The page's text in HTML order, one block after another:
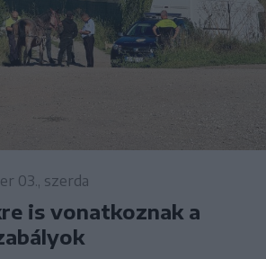
03., szerda
is vonatkoznak a